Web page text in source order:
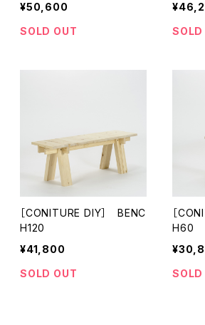
¥50,600
SOLD OUT
SOLD
［CONITURE DIY］ BENC
H120
¥41,800
SOLD OUT
［
H60
SOLD